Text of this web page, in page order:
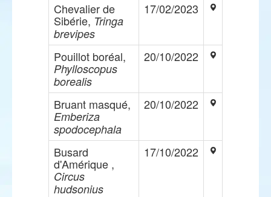
Chevalier de
Sibérie, Tringa
brevipes
17/02/2023
Pouillot boréal,
Phylloscopus
borealis
20/10/2022
Bruant masqué,
Emberiza
spodocephala
20/10/2022
Busard
d'Amérique ,
Circus
hudsonius
17/10/2022